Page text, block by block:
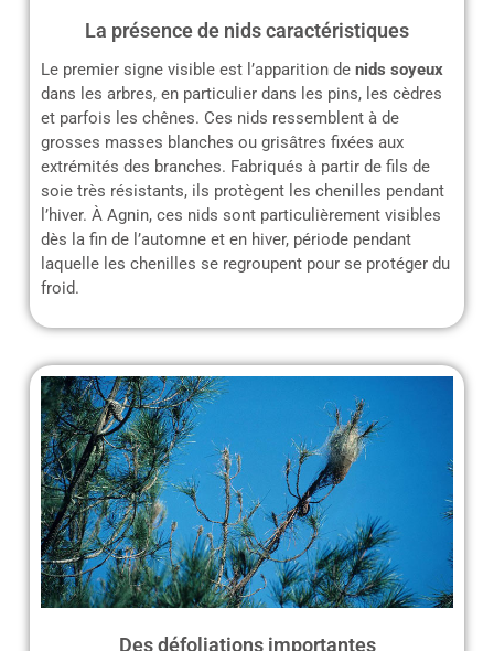
La présence de nids caractéristiques
Le premier signe visible est l’apparition de nids soyeux
dans les arbres, en particulier dans les pins, les cèdres
et parfois les chênes. Ces nids ressemblent à de
grosses masses blanches ou grisâtres fixées aux
extrémités des branches. Fabriqués à partir de fils de
soie très résistants, ils protègent les chenilles pendant
l’hiver. À Agnin, ces nids sont particulièrement visibles
dès la fin de l’automne et en hiver, période pendant
laquelle les chenilles se regroupent pour se protéger du
froid.
Des défoliations importantes